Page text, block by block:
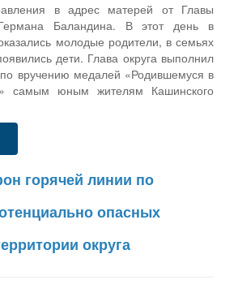
в адрес матерей от Главы
Баландина. В этот день в
молодые родители, в семьях
дети. Глава округа выполнил
вручению медалей «Родившемуся в
самым юным жителям Кашинского
горячей линии по
опасных
округа